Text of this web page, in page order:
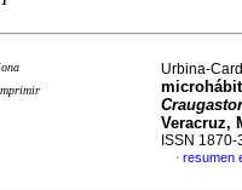
Urbina-
Veracruz,
ISSN 1870-
· resumen